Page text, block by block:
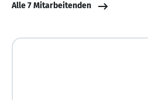
Alle 7 Mitarbeitenden